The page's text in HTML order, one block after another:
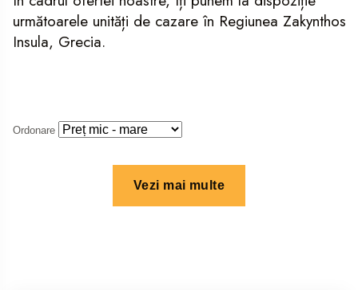
următoarele unități de cazare în Regiunea Zakynthos
Insula, Grecia.
Ordonare
Vezi mai multe